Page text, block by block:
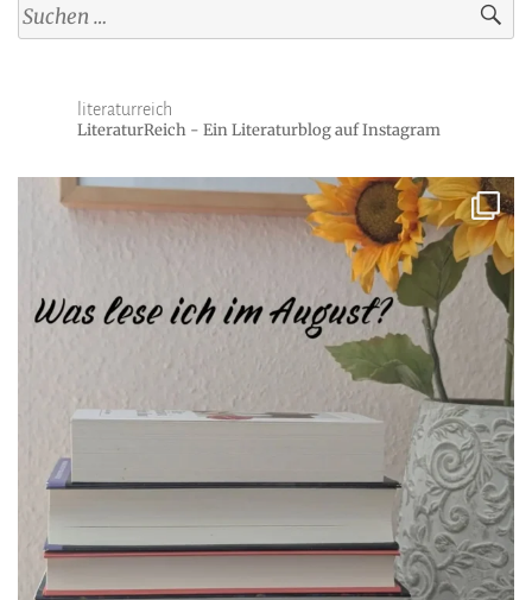
Suchen
nach:
literaturreich
LiteraturReich - Ein Literaturblog auf Instagram